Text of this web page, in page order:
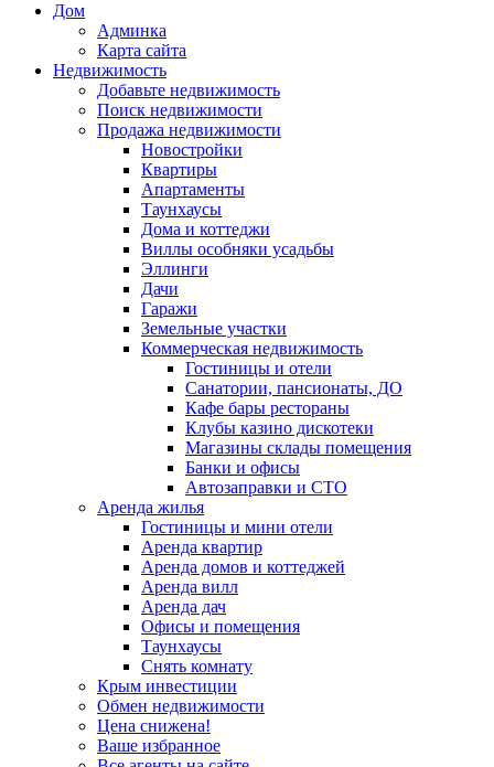
Дом
Админка
Карта сайта
Недвижимость
Добавьте недвижимость
Поиск недвижимости
Продажа недвижимости
Новостройки
Квартиры
Апартаменты
Таунхаусы
Дома и коттеджи
Виллы особняки усадьбы
Эллинги
Дачи
Гаражи
Земельные участки
Коммерческая недвижимость
Гостиницы и отели
Санатории, пансионаты, ДО
Кафе бары рестораны
Клубы казино дискотеки
Магазины склады помещения
Банки и офисы
Автозаправки и СТО
Аренда жилья
Гостиницы и мини отели
Аренда квартир
Аренда домов и коттеджей
Аренда вилл
Аренда дач
Офисы и помещения
Таунхаусы
Снять комнату
Крым инвестиции
Обмен недвижимости
Цена снижена!
Ваше избранное